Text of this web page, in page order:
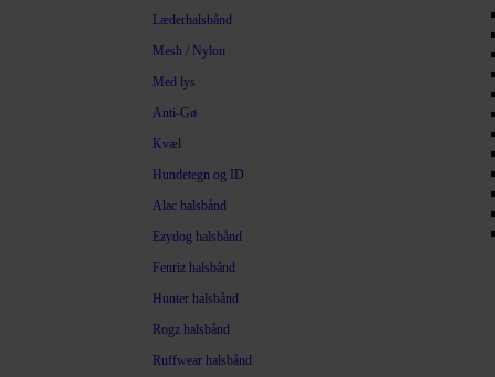
Læderhalsbånd
Mesh / Nylon
Med lys
Anti-Gø
Kvæl
Hundetegn og ID
Alac halsbånd
Ezydog halsbånd
Fenriz halsbånd
Hunter halsbånd
Rogz halsbånd
Ruffwear halsbånd